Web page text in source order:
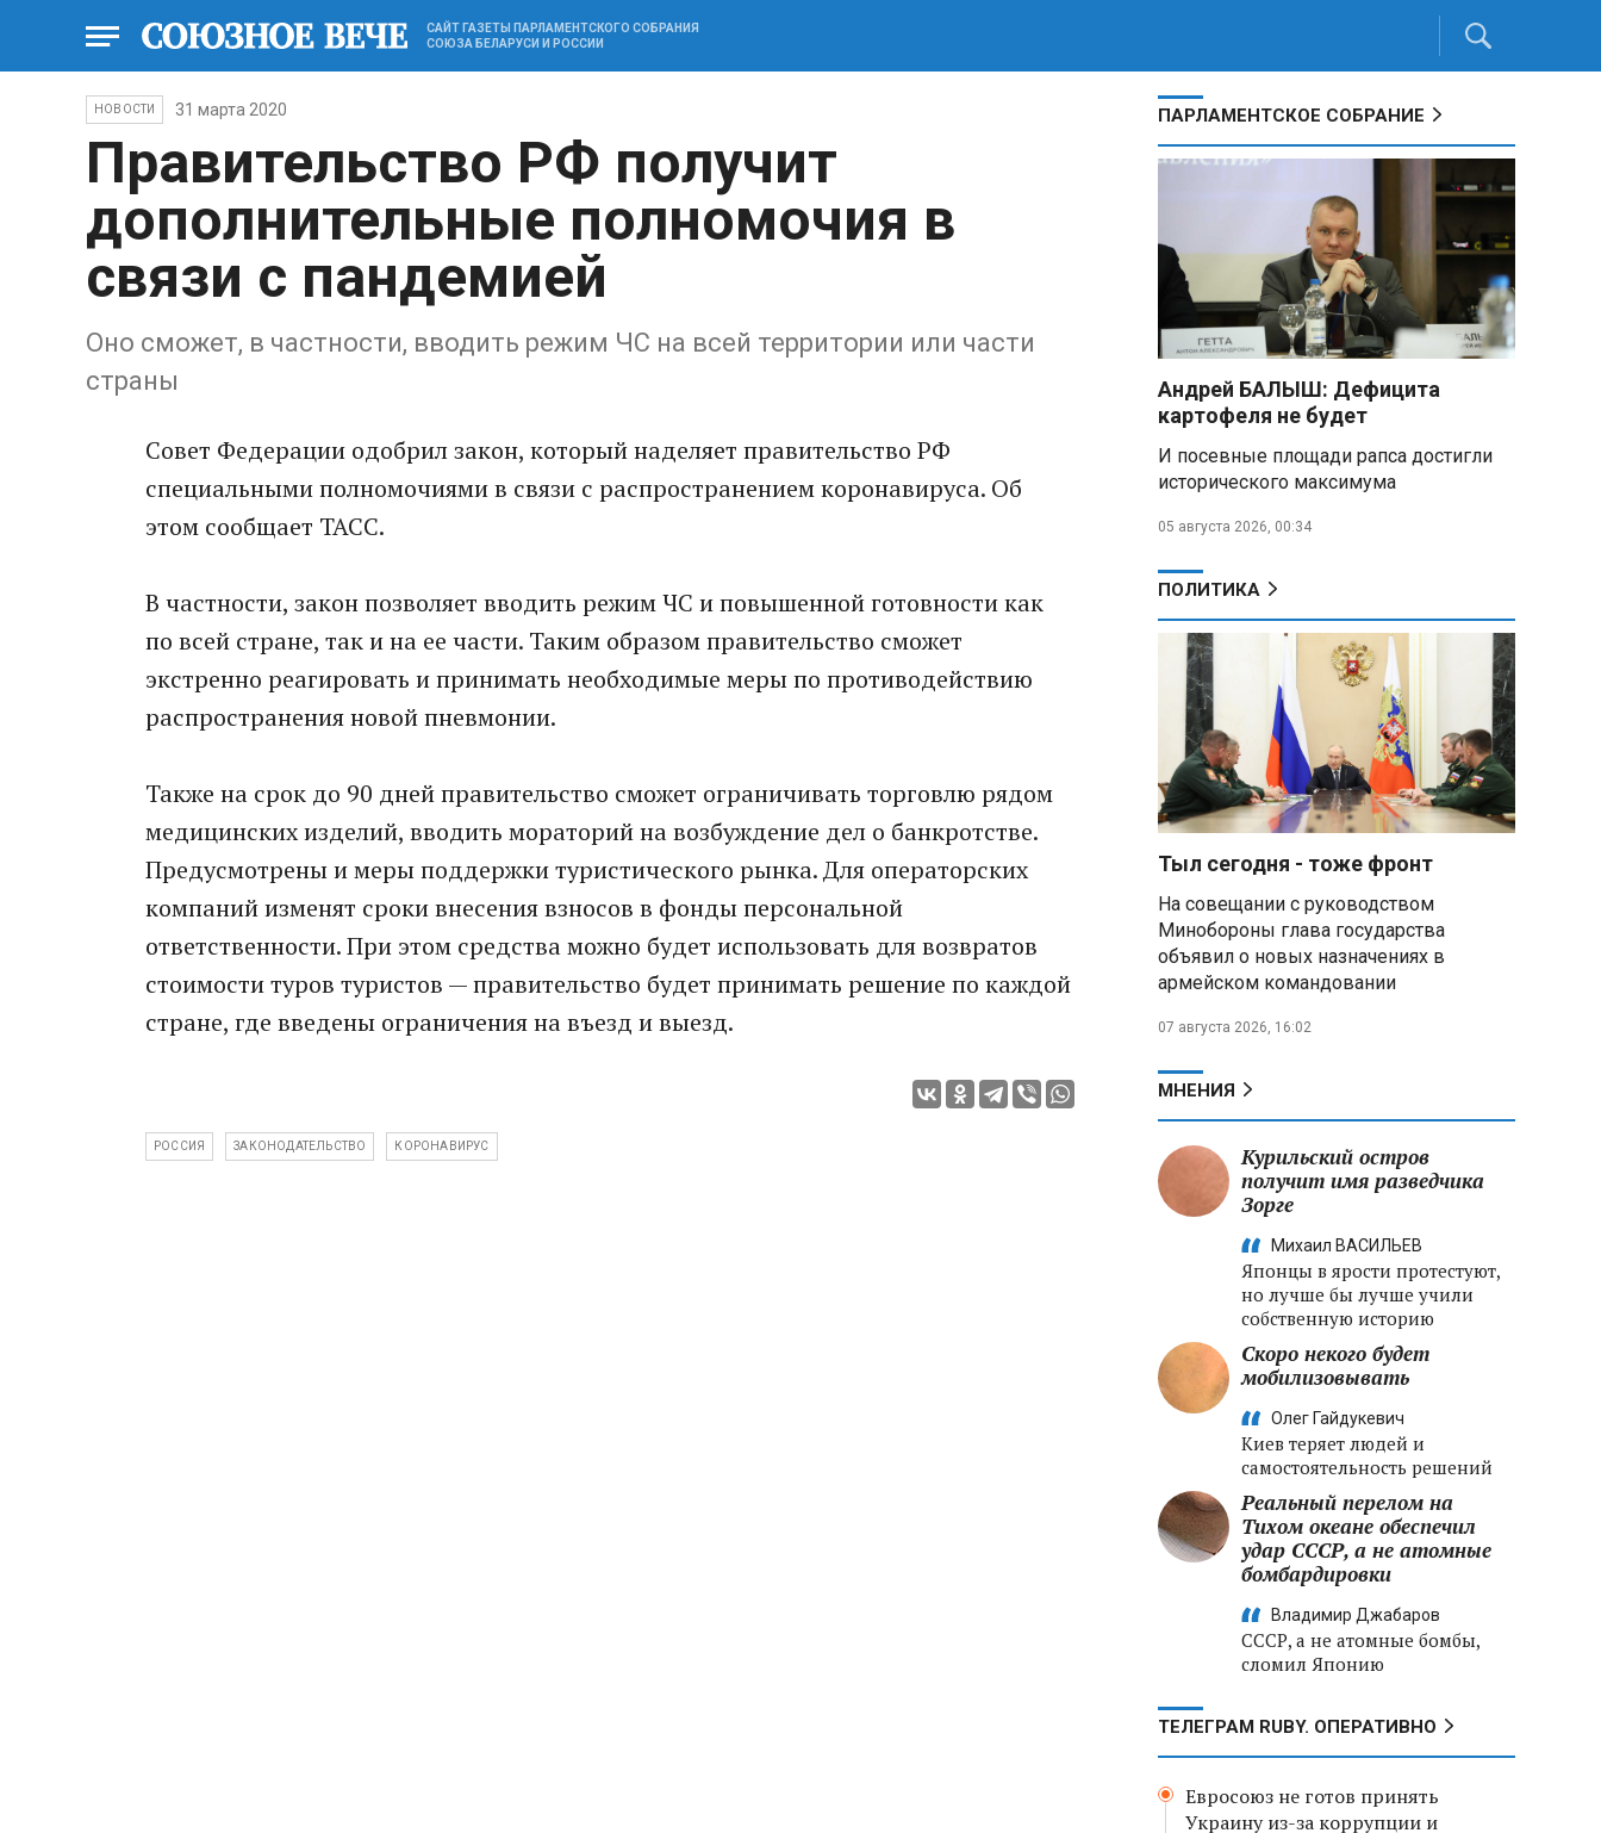
САЙТ ГАЗЕТЫ ПАРЛАМЕНТСКОГО СОБРАНИЯ
СОЮЗА БЕЛАРУСИ И РОССИИ
НОВОСТИ 31 марта 2020
Правительство РФ получит
дополнительные полномочия в
связи с пандемией
Оно сможет, в частности, вводить режим ЧС на всей территории или части
страны
Совет Федерации одобрил закон, который наделяет правительство РФ
специальными полномочиями в связи с распространением коронавируса. Об
этом сообщает ТАСС.
В частности, закон позволяет вводить режим ЧС и повышенной готовности как
по всей стране, так и на ее части. Таким образом правительство сможет
экстренно реагировать и принимать необходимые меры по противодействию
распространения новой пневмонии.
Также на срок до 90 дней правительство сможет ограничивать торговлю рядом
медицинских изделий, вводить мораторий на возбуждение дел о банкротстве.
Предусмотрены и меры поддержки туристического рынка. Для операторских
компаний изменят сроки внесения взносов в фонды персональной
ответственности. При этом средства можно будет использовать для возвратов
стоимости туров туристов — правительство будет принимать решение по каждой
стране, где введены ограничения на въезд и выезд.
РОССИЯ ЗАКОНОДАТЕЛЬСТВО КОРОНАВИРУС
ПАРЛАМЕНТСКОЕ СОБРАНИЕ
Андрей БАЛЫШ: Дефицита
картофеля не будет
И посевные площади рапса достигли
исторического максимума
05 августа 2026, 00:34
ПОЛИТИКА
Тыл сегодня - тоже фронт
На совещании с руководством
Минобороны глава государства
объявил о новых назначениях в
армейском командовании
07 августа 2026, 16:02
МНЕНИЯ
Курильский остров
получит имя разведчика
Зорге
Михаил ВАСИЛЬЕВ
Японцы в ярости протестуют,
но лучше бы лучше учили
собственную историю
Скоро некого будет
мобилизовывать
Олег Гайдукевич
Киев теряет людей и
самостоятельность решений
Реальный перелом на
Тихом океане обеспечил
удар СССР, а не атомные
бомбардировки
Владимир Джабаров
СССР, а не атомные бомбы,
сломил Японию
ТЕЛЕГРАМ RUBY. ОПЕРАТИВНО
Евросоюз не готов принять
Украину из-за коррупции и